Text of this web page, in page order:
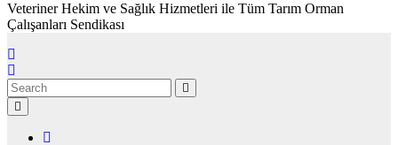
Veteriner Hekim ve Sağlık Hizmetleri ile Tüm Tarım Orman
Çalışanları Sendikası